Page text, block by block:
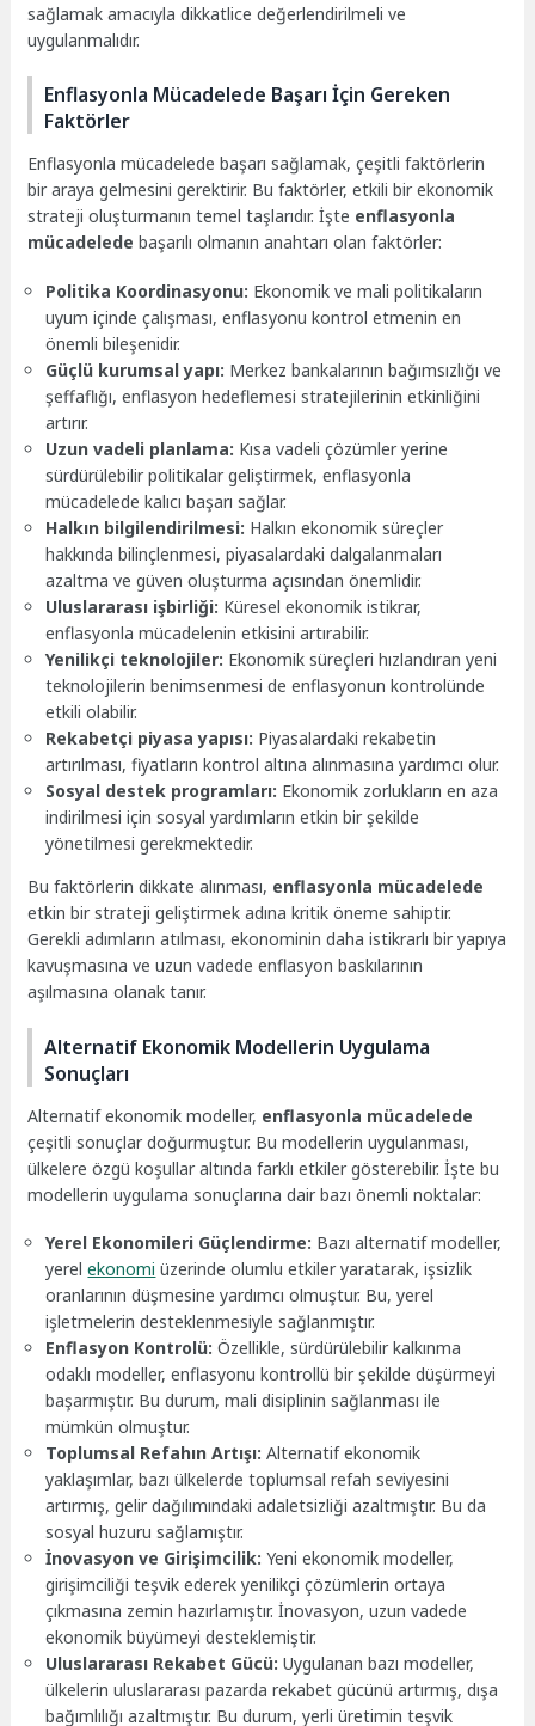
sağlamak amacıyla dikkatlice değerlendirilmeli ve
uygulanmalıdır.
Enflasyonla Mücadelede Başarı İçin Gereken
Faktörler
Enflasyonla mücadelede başarı sağlamak, çeşitli faktörlerin
bir araya gelmesini gerektirir. Bu faktörler, etkili bir ekonomik
strateji oluşturmanın temel taşlarıdır. İşte enflasyonla
mücadelede başarılı olmanın anahtarı olan faktörler:
Politika Koordinasyonu: Ekonomik ve mali politikaların
uyum içinde çalışması, enflasyonu kontrol etmenin en
önemli bileşenidir.
Güçlü kurumsal yapı: Merkez bankalarının bağımsızlığı ve
şeffaflığı, enflasyon hedeflemesi stratejilerinin etkinliğini
artırır.
Uzun vadeli planlama: Kısa vadeli çözümler yerine
sürdürülebilir politikalar geliştirmek, enflasyonla
mücadelede kalıcı başarı sağlar.
Halkın bilgilendirilmesi: Halkın ekonomik süreçler
hakkında bilinçlenmesi, piyasalardaki dalgalanmaları
azaltma ve güven oluşturma açısından önemlidir.
Uluslararası işbirliği: Küresel ekonomik istikrar,
enflasyonla mücadelenin etkisini artırabilir.
Yenilikçi teknolojiler: Ekonomik süreçleri hızlandıran yeni
teknolojilerin benimsenmesi de enflasyonun kontrolünde
etkili olabilir.
Rekabetçi piyasa yapısı: Piyasalardaki rekabetin
artırılması, fiyatların kontrol altına alınmasına yardımcı olur.
Sosyal destek programları: Ekonomik zorlukların en aza
indirilmesi için sosyal yardımların etkin bir şekilde
yönetilmesi gerekmektedir.
Bu faktörlerin dikkate alınması, enflasyonla mücadelede
etkin bir strateji geliştirmek adına kritik öneme sahiptir.
Gerekli adımların atılması, ekonominin daha istikrarlı bir yapıya
kavuşmasına ve uzun vadede enflasyon baskılarının
aşılmasına olanak tanır.
Alternatif Ekonomik Modellerin Uygulama
Sonuçları
Alternatif ekonomik modeller, enflasyonla mücadelede
çeşitli sonuçlar doğurmuştur. Bu modellerin uygulanması,
ülkelere özgü koşullar altında farklı etkiler gösterebilir. İşte bu
modellerin uygulama sonuçlarına dair bazı önemli noktalar:
Yerel Ekonomileri Güçlendirme: Bazı alternatif modeller,
yerelekonomi üzerinde olumlu etkiler yaratarak, işsizlik
oranlarının düşmesine yardımcı olmuştur. Bu, yerel
işletmelerin desteklenmesiyle sağlanmıştır.
Enflasyon Kontrolü: Özellikle, sürdürülebilir kalkınma
odaklı modeller, enflasyonu kontrollü bir şekilde düşürmeyi
başarmıştır. Bu durum, mali disiplinin sağlanması ile
mümkün olmuştur.
Toplumsal Refahın Artışı: Alternatif ekonomik
yaklaşımlar, bazı ülkelerde toplumsal refah seviyesini
artırmış, gelir dağılımındaki adaletsizliği azaltmıştır. Bu da
sosyal huzuru sağlamıştır.
İnovasyon ve Girişimcilik: Yeni ekonomik modeller,
girişimciliği teşvik ederek yenilikçi çözümlerin ortaya
çıkmasına zemin hazırlamıştır. İnovasyon, uzun vadede
ekonomik büyümeyi desteklemiştir.
Uluslararası Rekabet Gücü: Uygulanan bazı modeller,
ülkelerin uluslararası pazarda rekabet gücünü artırmış, dışa
bağımlılığı azaltmıştır. Bu durum, yerli üretimin teşvik